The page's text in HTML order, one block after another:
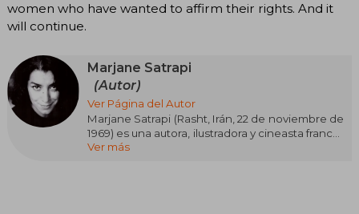
women who have wanted to affirm their rights. And it
will continue.
Marjane Satrapi
(Autor)
Ver Página del Autor
Marjane Satrapi (Rasht, Irán, 22 de noviembre de
1969) es una autora, ilustradora y cineasta franco-
iraní, famosa por su novela gráfica Persépolis,
Ver más